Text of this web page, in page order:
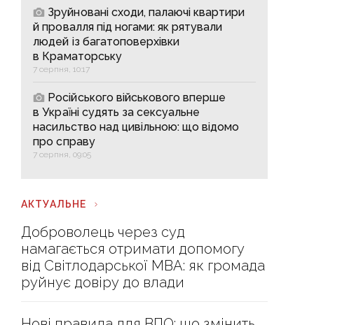
Зруйновані сходи, палаючі квартири
й провалля під ногами: як рятували
людей із багатоповерхівки
в Краматорську
7 серпня, 10:17
Російського військового вперше
в Україні судять за сексуальне
насильство над цивільною: що відомо
про справу
7 серпня, 09:05
АКТУАЛЬНЕ
Доброволець через суд
намагається отримати допомогу
від Світлодарської МВА: як громада
руйнує довіру до влади